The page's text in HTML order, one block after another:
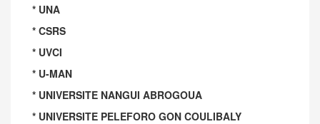
* UNA
* CSRS
* UVCI
* U-MAN
* UNIVERSITE NANGUI ABROGOUA
* UNIVERSITE PELEFORO GON COULIBALY